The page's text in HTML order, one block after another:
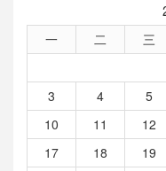
一 二 三
3
4 5
10
11 12
17
18 19